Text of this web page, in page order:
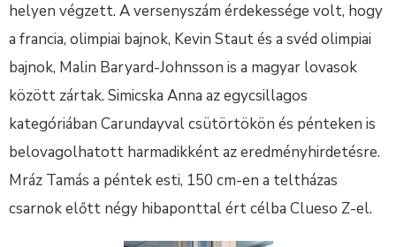
helyen végzett. A versenyszám érdekessége volt, hogy
a francia, olimpiai bajnok, Kevin Staut és a svéd olimpiai
bajnok, Malin Baryard-Johnsson is a magyar lovasok
között zártak. Simicska Anna az egycsillagos
kategóriában Carundayval csütörtökön és pénteken is
belovagolhatott harmadikként az eredményhirdetésre.
Mráz Tamás a péntek esti, 150 cm-en a teltházas
csarnok előtt négy hibaponttal ért célba Clueso Z-el.